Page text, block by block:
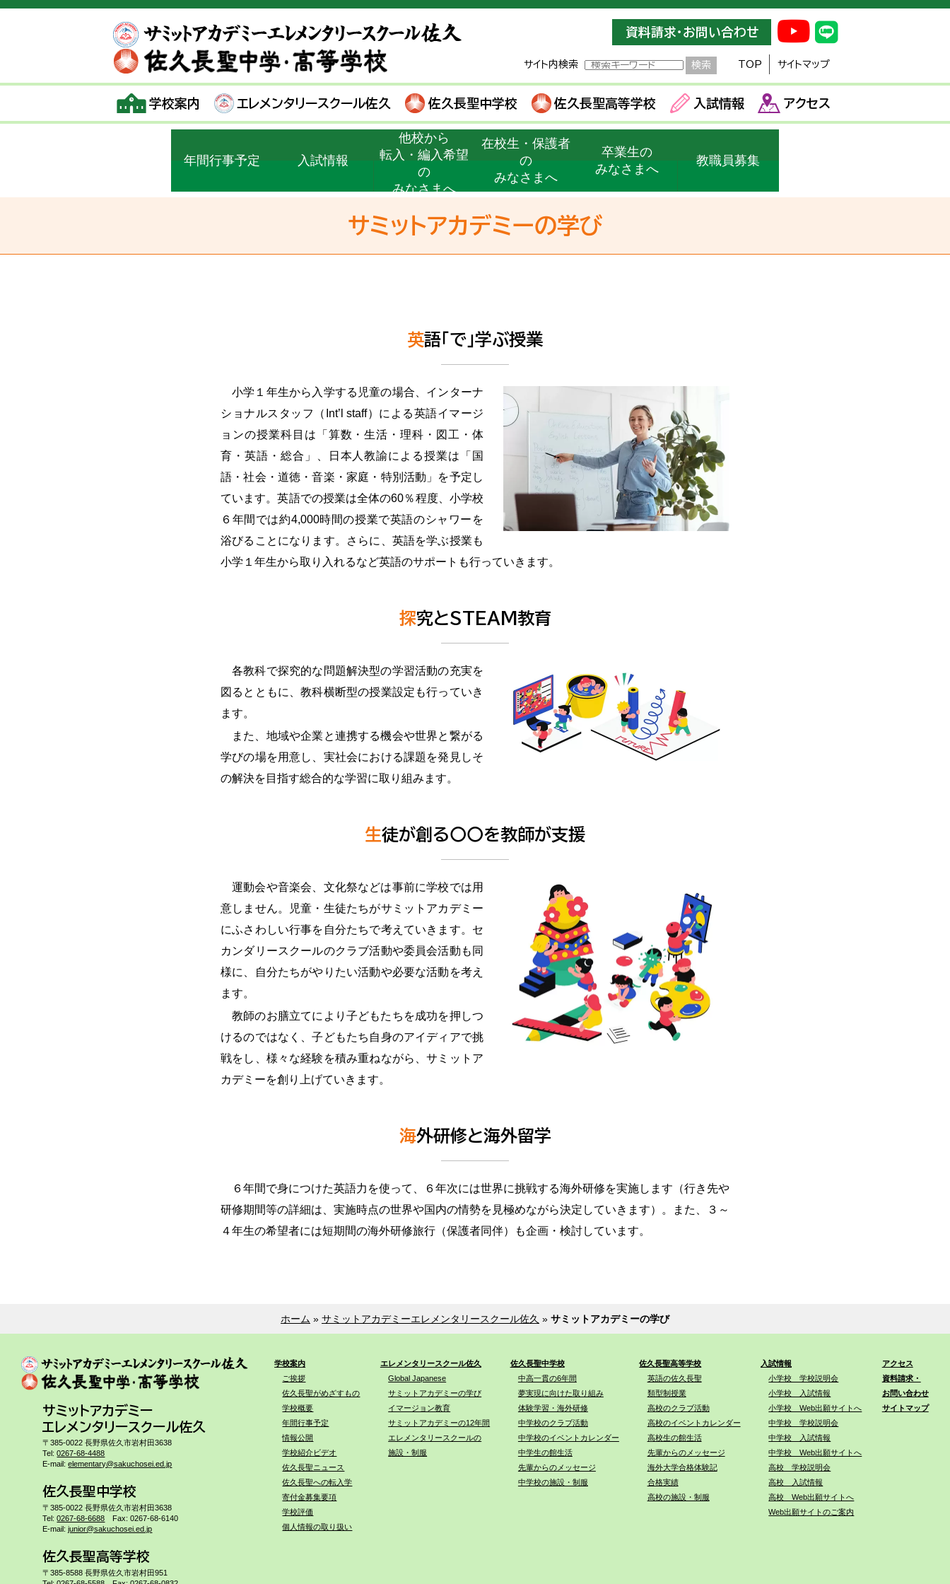
資料請求・お問い合わせ
サイト内検索 TOP サイトマップ
学校案内 エレメンタリースクール佐久 佐久長聖中学校 佐久長聖高等学校 入試情報 アクセス
年間行事予定 入試情報
他校から
転入・編入希望
の
みなさまへ
在校生・保護者
の
みなさまへ
卒業生の
みなさまへ
教職員募集
サミットアカデミーの学び
英語「で」学ぶ授業
小学１年生から入学する児童の場合、インターナ
ショナルスタッフ（Int’l staff）による英語イマージ
ョンの授業科目は「算数・生活・理科・図工・体
育・英語・総合」、日本人教諭による授業は「国
語・社会・道徳・音楽・家庭・特別活動」を予定し
ています。英語での授業は全体の60％程度、小学校
６年間では約4,000時間の授業で英語のシャワーを
浴びることになります。さらに、英語を学ぶ授業も
小学１年生から取り入れるなど英語のサポートも行っていきます。
探究とSTEAM教育
各教科で探究的な問題解決型の学習活動の充実を
図るとともに、教科横断型の授業設定も行っていき
ます。
また、地域や企業と連携する機会や世界と繋がる
学びの場を用意し、実社会における課題を発見しそ
の解決を目指す総合的な学習に取り組みます。
生徒が創る〇〇を教師が支援
運動会や音楽会、文化祭などは事前に学校では用
意しません。児童・生徒たちがサミットアカデミー
にふさわしい行事を自分たちで考えていきます。セ
カンダリースクールのクラブ活動や委員会活動も同
様に、自分たちがやりたい活動や必要な活動を考え
ます。
教師のお膳立てにより子どもたちを成功を押しつ
けるのではなく、子どもたち自身のアイディアで挑
戦をし、様々な経験を積み重ねながら、サミットア
カデミーを創り上げていきます。
海外研修と海外留学
６年間で身につけた英語力を使って、６年次には世界に挑戦する海外研修を実施します（行き先や
研修期間等の詳細は、実施時点の世界や国内の情勢を見極めながら決定していきます）。また、３～
４年生の希望者には短期間の海外研修旅行（保護者同伴）も企画・検討しています。
ホーム » サミットアカデミーエレメンタリースクール佐久 » サミットアカデミーの学び
サミットアカデミー
エレメンタリースクール佐久
〒385-0022 長野県佐久市岩村田3638
Tel:0267-68-4488
E-mail:elementary@sakuchosei.ed.jp
佐久長聖中学校
〒385-0022 長野県佐久市岩村田3638
Tel:0267-68-6688 Fax: 0267-68-6140
E-mail:junior@sakuchosei.ed.jp
佐久長聖高等学校
〒385-8588 長野県佐久市岩村田951
学校案内
ご挨拶
佐久長聖がめざすもの
学校概要
年間行事予定
情報公開
学校紹介ビデオ
佐久長聖ニュース
佐久長聖への転入学
寄付金募集要項
学校評価
個人情報の取り扱い
エレメンタリースクール佐久
Global Japanese
サミットアカデミーの学び
イマージョン教育
サミットアカデミーの12年間
エレメンタリースクールの
施設・制服
佐久長聖中学校
中高一貫の6年間
夢実現に向けた取り組み
体験学習・海外研修
中学校のクラブ活動
中学校のイベントカレンダー
中学生の館生活
先輩からのメッセージ
中学校の施設・制服
佐久長聖高等学校
英語の佐久長聖
類型制授業
高校のクラブ活動
高校のイベントカレンダー
高校生の館生活
先輩からのメッセージ
海外大学合格体験記
合格実績
高校の施設・制服
入試情報
小学校 学校説明会
小学校 入試情報
小学校 Web出願サイトへ
中学校 学校説明会
中学校 入試情報
中学校 Web出願サイトへ
高校 学校説明会
高校 入試情報
高校 Web出願サイトへ
Web出願サイトのご案内
アクセス
資料請求・
お問い合わせ
サイトマップ